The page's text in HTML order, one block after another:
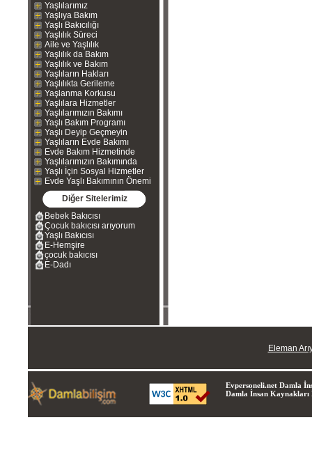
Yaşlılarımız
Yaşlıya Bakım
Yaşlı Bakıcılığı
Yaşlılık Süreci
Aile ve Yaşlılık
Yaşlılık da Bakım
Yaşlılık ve Bakım
Yaşlıların Hakları
Yaşlılıkta Gerileme
Yaşlanma Korkusu
Yaşlılara Hizmetler
Yaşlılarımızın Bakımı
Yaşlı Bakım Programı
Yaşlı Deyip Geçmeyin
Yaşlıların Evde Bakımı
Evde Bakım Hizmetinde
Yaşlılarımızın Bakımında
Yaşlı İçin Sosyal Hizmetler
Evde Yaşlı Bakımının Önemi
Diğer Sitelerimiz
Bebek Bakıcısı
Çocuk bakıcısı arıyorum
Yaşlı Bakıcısı
E-Hemşire
çocuk bakıcısı
E-Dadı
Eleman
Evpersoneli.net Damla
Damla İnsan Kaynakları